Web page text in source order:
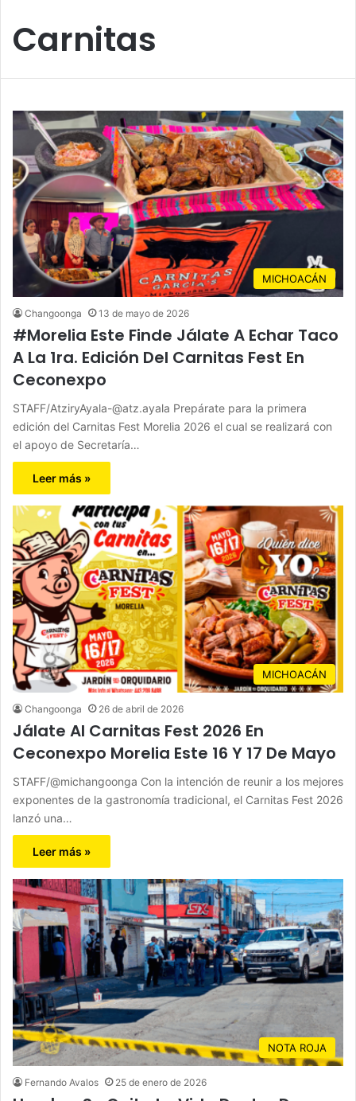
Carnitas
MICHOACÁN
Changoonga 13 de mayo de 2026
#Morelia Este Finde Jálate A Echar Taco
A La 1ra. Edición Del Carnitas Fest En
Ceconexpo
STAFF/AtziryAyala-@atz.ayala Prepárate para la primera
edición del Carnitas Fest Morelia 2026 el cual se realizará con
el apoyo de Secretaría…
Leer más »
MICHOACÁN
Changoonga 26 de abril de 2026
Jálate Al Carnitas Fest 2026 En
Ceconexpo Morelia Este 16 Y 17 De Mayo
STAFF/@michangoonga Con la intención de reunir a los mejores
exponentes de la gastronomía tradicional, el Carnitas Fest 2026
lanzó una…
Leer más »
NOTA ROJA
Fernando Avalos 25 de enero de 2026